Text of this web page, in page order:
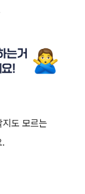
도 모르는
.